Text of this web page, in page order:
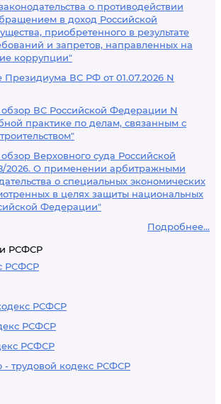
о противодействии
в доход Российской
приобретенного в результате
и запретов, направленных на
коррупции"
Президиума ВС РФ от 01.07.2026 N
обзор ВС Российской Федерации N
практике по делам, связанным с
Верховного суда Российской
2026. О применении арбитражными
о специальных экономических
в целях защиты национальных
Федерации"
Подробнее...
РСФСР
РСФСР
РСФСР
РСФСР
РСФСР
- трудовой кодекс РСФСР